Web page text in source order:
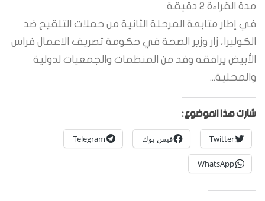
مدة القراءة 2 دقيقة
في إطار متابعة المرحلة الثانية من حملات التلقيح ضد
الكوليرا، زار وزير الصحة في حكومة تصريف الاعمال فراس
الأبيض يرافقه وفد من المنظمات والجمعيات لدولية
والمحلية...
شارك هذا الموضوع:
Twitter فيس بوك Telegram
WhatsApp